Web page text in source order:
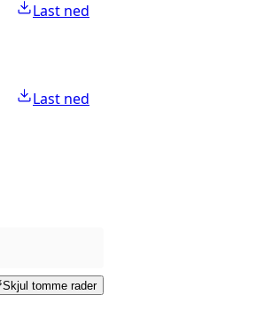
Last ned
Last ned
Skjul tomme rader